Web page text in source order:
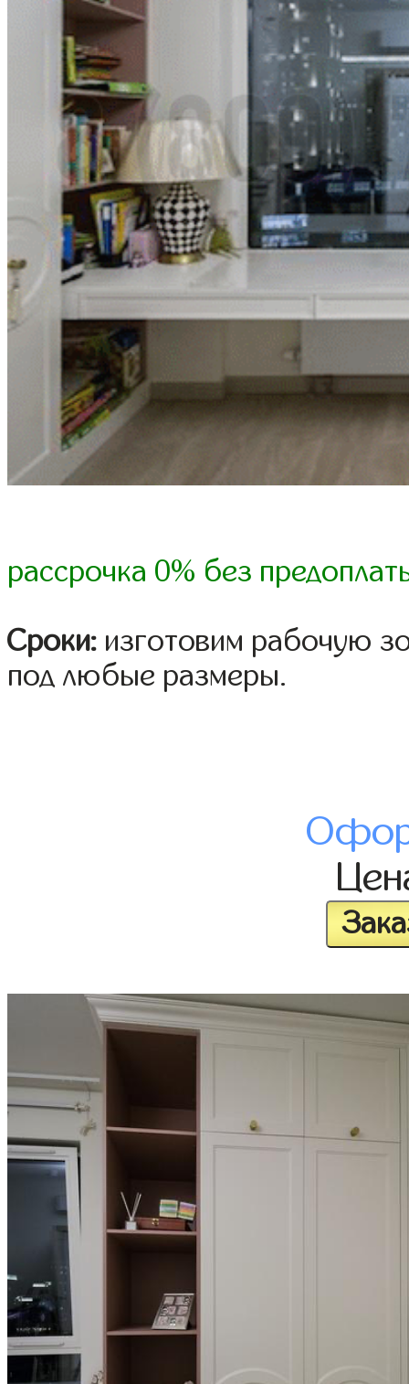
рассрочка 0% без
Сроки: изготовим рабочую
под любые размеры.